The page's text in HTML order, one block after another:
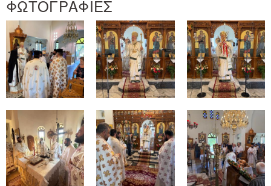
ΦΩΤΟΓΡΑΦΙΕΣ